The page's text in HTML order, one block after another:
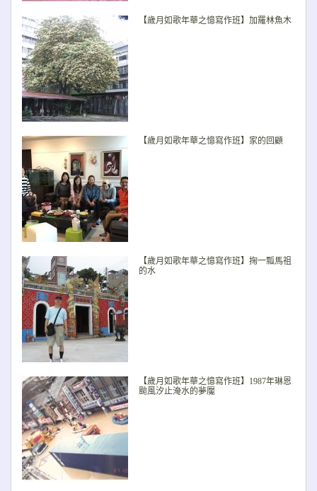
【歲月如歌年華之憶寫作班】加羅林魚木
【歲月如歌年華之憶寫作班】家的回顧
【歲月如歌年華之憶寫作班】掬一瓢馬祖
的水
【歲月如歌年華之憶寫作班】1987年琳恩
颱風汐止淹水的夢魘